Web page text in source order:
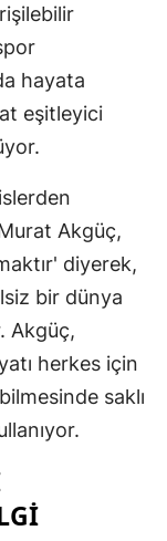
Isparta
İzmir
Kars
Kayseri
hayata
eşitleyici
Akgüç,
diyerek,
bir dünya
Akgüç,
herkes için
saklı